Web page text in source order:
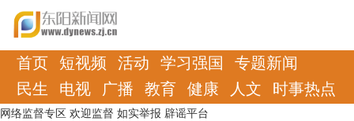
首页 短视频 活动 学习强国
专题新闻
民生
电视 广播 教育 健康 人文 时事热点
网络监督专区 欢迎监督 如实举报 辟谣平台